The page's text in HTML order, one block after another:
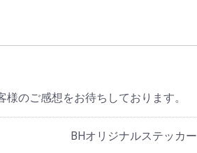
様のご感想をお待ちしております。
BHオリジナルステッカー